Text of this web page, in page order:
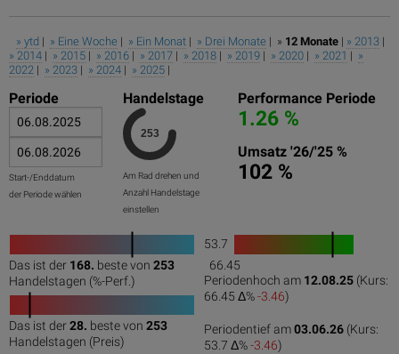
» ytd | » Eine Woche | » Ein Monat | » Drei Monate | » 12 Monate | » 2013 |
» 2014 | » 2015 | » 2016 | » 2017 | » 2018 | » 2019 | » 2020 | » 2021 | »
2022 | » 2023 | » 2024 | » 2025 |
Periode
Start-/Enddatum
der Periode wählen
Handelstage
Am Rad drehen und
Anzahl Handelstage
einstellen
Performance Periode
1.26 %
Umsatz '26/'25 %
102 %
Das ist der 168. beste von 253
Handelstagen (%-Perf.)
Das ist der28. beste von 253
Handelstagen (Preis)
53.7
1
100
66.45
Periodenhoch am 12.08.25 (Kurs:
66.45 Δ%-3.46)
Periodentief am03.06.26 (Kurs:
53.7 Δ%-3.46)